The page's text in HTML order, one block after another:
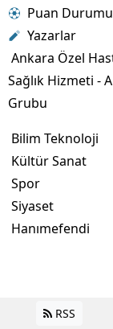
Puan Durumu
Yazarlar
Ankara Özel
Sağlık Hizmeti -
Grubu
Bilim Teknoloji
Kültür Sanat
Spor
Siyaset
Hanımefendi
RSS